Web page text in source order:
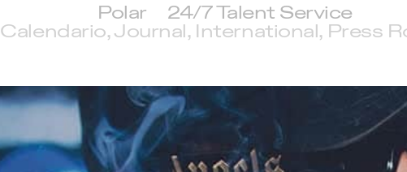
Polar 24/7 Talent Service
Calendario Journal International Press